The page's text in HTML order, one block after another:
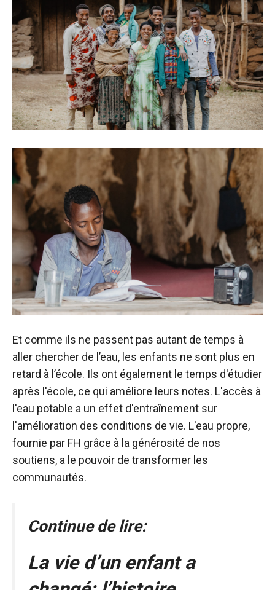
Et comme ils ne passent pas autant de temps à
aller chercher de l’eau, les enfants ne sont plus en
retard à l’école. Ils ont également le temps d'étudier
après l'école, ce qui améliore leurs notes. L'accès à
l'eau potable a un effet d'entraînement sur
l'amélioration des conditions de vie. L'eau propre,
fournie par FH grâce à la générosité de nos
soutiens, a le pouvoir de transformer les
communautés.
Continue de lire:
La vie d’un enfant a